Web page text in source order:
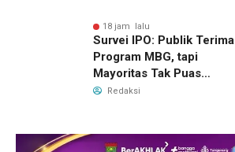
18 jam lalu
Survei IPO: Publik Terima
Program MBG, tapi
Mayoritas Tak Puas
dengan Pengelolaannya
Redaksi